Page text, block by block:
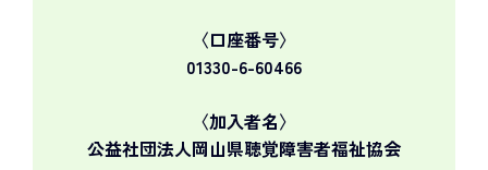
〈口座番号〉
01330-6-60466
〈加入者名〉
公益社団法人岡山県聴覚障害者福祉協会